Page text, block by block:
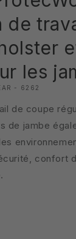
de
les
- 6262
de coupe
de jambe
confort